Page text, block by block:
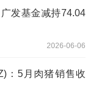
发基金减持74.04
2026-06-06
：5月肉猪销售收